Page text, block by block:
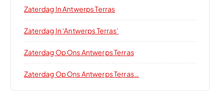
Zaterdag In Antwerps Terras
Zaterdag In ‘Antwerps Terras’
Zaterdag Op Ons Antwerps Terras
Zaterdag Op Ons Antwerps Terras…